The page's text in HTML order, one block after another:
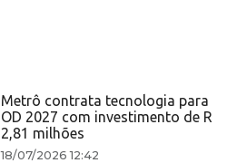
Metrô contrata tecnologia para
OD 2027 com investimento de R
2,81 milhões
18/07/2026 12:42